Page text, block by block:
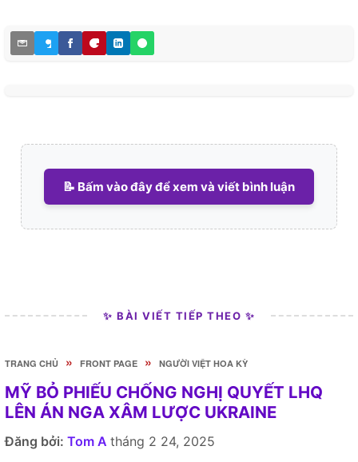
📝 Bấm vào đây để xem và viết bình luận
✨ BÀI VIẾT TIẾP THEO ✨
TRANG CHỦ » FRONT PAGE » NGƯỜI VIỆT HOA KỲ
MỸ BỎ PHIẾU CHỐNG NGHỊ QUYẾT LHQ
LÊN ÁN NGA XÂM LƯỢC UKRAINE
Đăng bởi: Tom A tháng 2 24, 2025